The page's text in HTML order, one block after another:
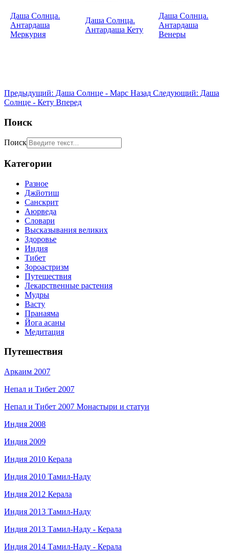
Даша Солнца.
Антардаша
Меркурия
Даша Солнца.
Антардаша Кету
Даша Солнца.
Антардаша
Венеры
Предыдущий: Даша Солнце - Марс Назад Следующий: Даша
Солнце - Кету Вперед
Поиск
Поиск
Категории
Разное
Джйотиш
Санскрит
Аюрведа
Словари
Высказывания великих
Здоровье
Индия
Тибет
Зороастризм
Путешествия
Лекарственные растения
Мудры
Васту
Пранаяма
Йога асаны
Медитация
Путешествия
Аркаим 2007
Непал и Тибет 2007
Непал и Тибет 2007 Монастыри и статуи
Индия 2008
Индия 2009
Индия 2010 Керала
Индия 2010 Тамил-Наду
Индия 2012 Керала
Индия 2013 Тамил-Наду
Индия 2013 Тамил-Наду - Керала
Индия 2014 Тамил-Наду - Керала